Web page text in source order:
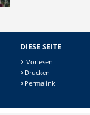
DIESE SEITE
Vorlesen
Drucken
Permalink